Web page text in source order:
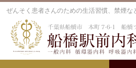
ぜんそく患者さんのための生活習慣、禁煙な